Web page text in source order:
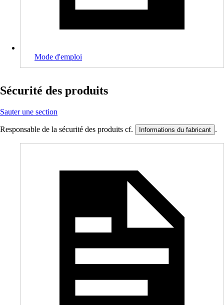
Mode d'emploi
Sécurité des produits
Sauter une section
Responsable de la sécurité des produits cf. Informations du fabricant .